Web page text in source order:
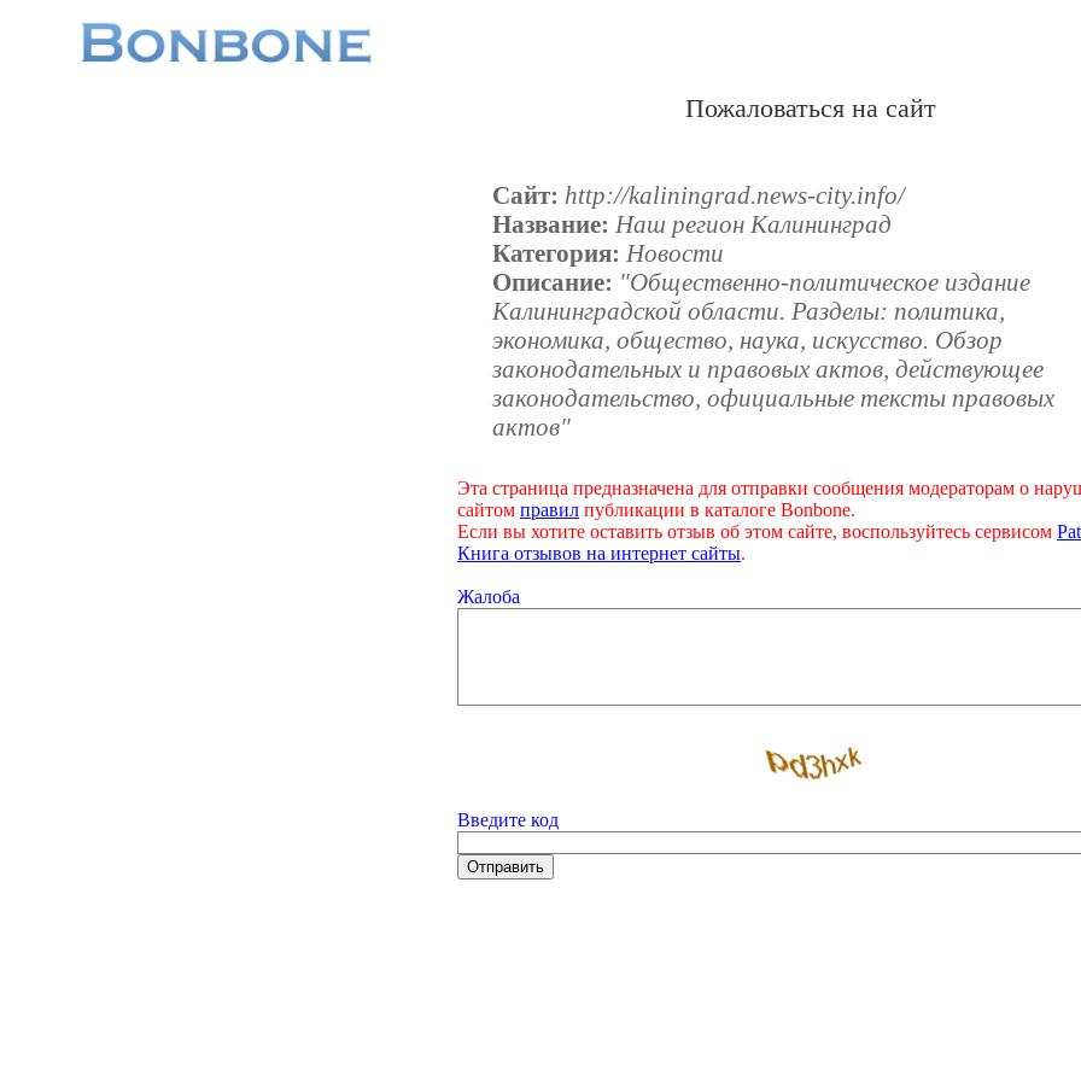
Пожаловаться на сайт
Сайт: http://kaliningrad.news-city.info/
Название: Наш регион Калининград
Категория: Новости
Описание: "Общественно-политическое издание
Калининградской области. Разделы: политика,
экономика, общество, наука, искусство. Обзор
законодательных и правовых актов, действующее
законодательство, официальные тексты правовых
актов"
Эта страница предназначена для отправки сообщения модераторам о
сайтом правил публикации в каталоге Bonbone.
Если вы хотите оставить отзыв об этом сайте, воспользуйтесь сервисом
Книга отзывов на интернет сайты.
Жалоба
Введите код